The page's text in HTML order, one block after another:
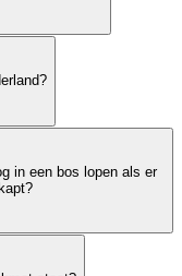
in een bos lopen als er